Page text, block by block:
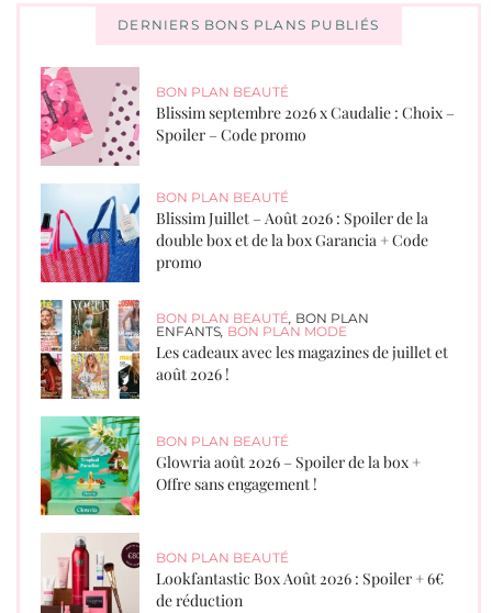
DERNIERS BONS PLANS PUBLIÉS
BON PLAN BEAUTÉ
Blissim septembre 2026 x Caudalie : Choix –
Spoiler – Code promo
BON PLAN BEAUTÉ
Blissim Juillet – Août 2026 : Spoiler de la
double box et de la box Garancia + Code
promo
BON PLAN BEAUTÉ, BON PLAN
ENFANTS, BON PLAN MODE
Les cadeaux avec les magazines de juillet et
août 2026 !
BON PLAN BEAUTÉ
Glowria août 2026 – Spoiler de la box +
Offre sans engagement !
BON PLAN BEAUTÉ
Lookfantastic Box Août 2026 : Spoiler + 6€
de réduction